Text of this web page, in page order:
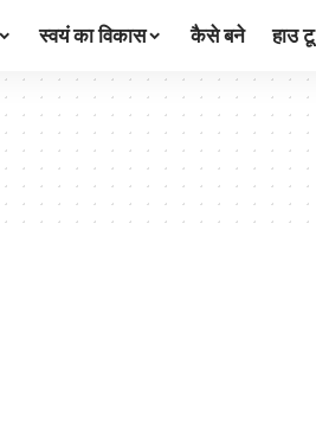
स्वयं का विकास कैसे बने हाउ टू